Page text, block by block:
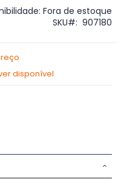
Fora de estoque
SKU
907180
disponível